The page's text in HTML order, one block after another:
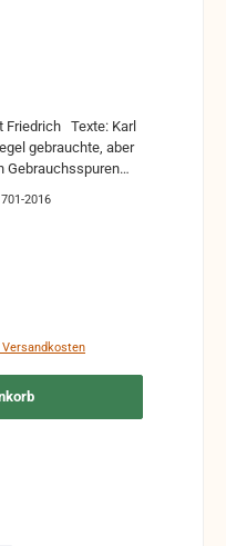
Gebrauchsspuren
701-2016
Preis: